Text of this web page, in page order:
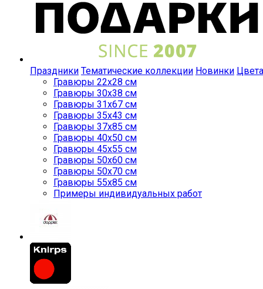
Праздники Тематические коллекции Новинки Цвета
Гравюры 22x28 см
Гравюры 30x38 см
Гравюры 31x67 см
Гравюры 35x43 см
Гравюры 37x85 см
Гравюры 40x50 см
Гравюры 45x55 см
Гравюры 50x60 см
Гравюры 50x70 см
Гравюры 55x85 см
Примеры индивидуальных работ